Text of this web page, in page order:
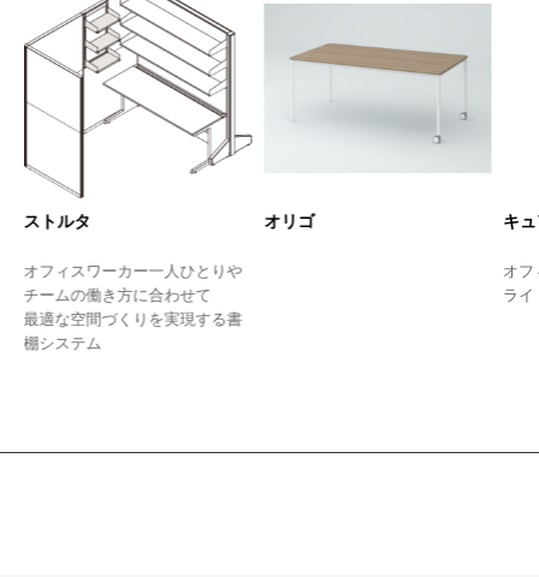
ストルタ
オフィスワーカー一人ひとりや
チームの働き方に合わせて
最適な空間づくりを実現する書
棚システム
オリゴ キ
オフ
ライ